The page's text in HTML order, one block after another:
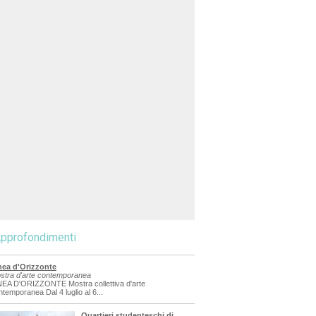
d'Orizzonte
d'arte contemporanea
D'ORIZZONTE Mostra collettiva d'arte
Dal 4 luglio al 6...